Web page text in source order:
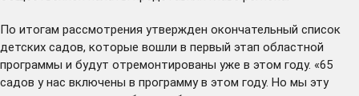
По итогам рассмотрения утвержден окончательный список
детских садов, которые вошли в первый этап областной
программы и будут отремонтированы уже в этом году. «65
садов у нас включены в программу в этом году. Но мы эту